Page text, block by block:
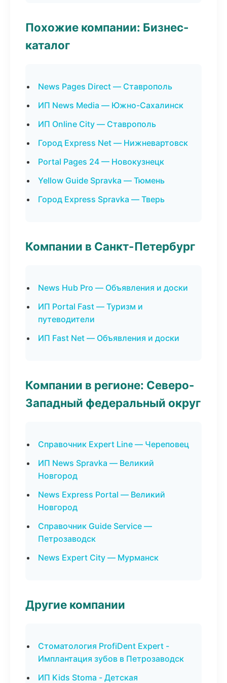
Похожие компании: Бизнес-
каталог
News Pages Direct — Ставрополь
ИП News Media — Южно-Сахалинск
ИП Online City — Ставрополь
Город Express Net — Нижневартовск
Portal Pages 24 — Новокузнецк
Yellow Guide Spravka — Тюмень
Город Express Spravka — Тверь
Компании в Санкт-Петербург
News Hub Pro — Объявления и доски
ИП Portal Fast — Туризм и
путеводители
ИП Fast Net — Объявления и доски
Компании в регионе: Северо-
Западный федеральный округ
Справочник Expert Line — Череповец
ИП News Spravka — Великий
Новгород
News Express Portal — Великий
Новгород
Справочник Guide Service —
Петрозаводск
News Expert City — Мурманск
Другие компании
Стоматология ProfiDent Expert -
Имплантация зубов в Петрозаводск
ИП Kids Stoma - Детская